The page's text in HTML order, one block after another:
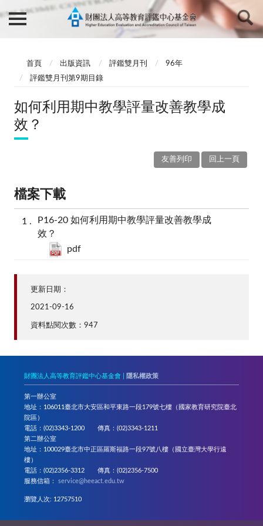
首頁 出版資訊 評鑑雙月刊
96年
評鑑雙月刊第9期目錄
如何利用期中教學評量改善教學成
效？
回上一頁
友善列印
檔案下載
P16-20 如何利用期中教學評量改善教學成
效？
pdf
更新日期：
2021-09-16
資料點閱次數：947
財團法人高等教育評鑑中心基金會 | 隱私權政策
第一辦公室
地址：106011臺北市大安區和平東路一段179號七樓（國家教育研究院臺北
院區）
電話：(02)3343-1200 傳真：(02)3343-1211
第二辦公室
地址：100029臺北市中正區羅斯福路一段97號八樓（國立臺灣大學行遠
樓）
電話：(02)2356-3312 傳真：(02)2356-7500
服務信箱：service@heeact.edu.tw
瀏覽人次: 12757510